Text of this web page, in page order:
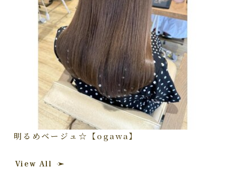
明るめベージュ☆【ogawa】
View All